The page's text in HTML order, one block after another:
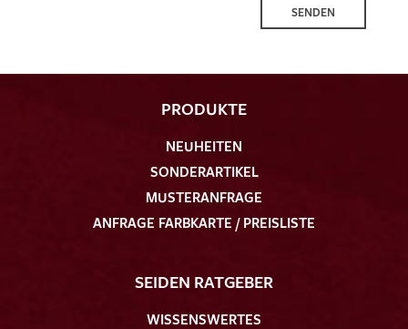
SENDEN
PRODUKTE
NEUHEITEN
SONDERARTIKEL
MUSTERANFRAGE
ANFRAGE FARBKARTE / PREISLISTE
SEIDEN RATGEBER
WISSENSWERTES